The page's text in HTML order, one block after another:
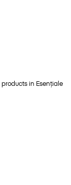
products in Esențiale